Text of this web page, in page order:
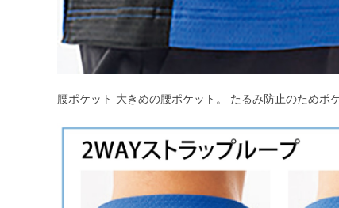
腰ポケット 大きめの腰ポケット。 たるみ防止のためポ